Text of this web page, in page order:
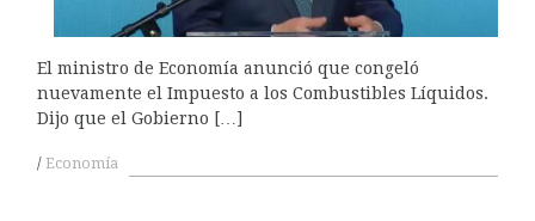
El ministro de Economía anunció que congeló
nuevamente el Impuesto a los Combustibles Líquidos.
Dijo que el Gobierno […]
Economía